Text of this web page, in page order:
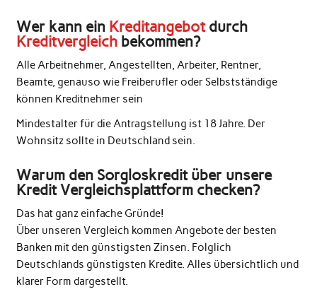
Wer kann ein Kreditangebotdurch
Kreditvergleichbekommen?
Alle Arbeitnehmer, Angestellten, Arbeiter, Rentner,
Beamte, genauso wie Freiberufler oder Selbstständige
können Kreditnehmer sein
Mindestalter für die Antragstellung ist 18 Jahre. Der
Wohnsitz sollte in Deutschland sein.
Warum den Sorgloskredit über unsere
Kredit Vergleichsplattform checken?
Das hat ganz einfache Gründe!
Über unseren Vergleich kommen Angebote der besten
Banken mit den günstigsten Zinsen. Folglich
Deutschlands günstigsten Kredite. Alles übersichtlich und
klarer Form dargestellt.